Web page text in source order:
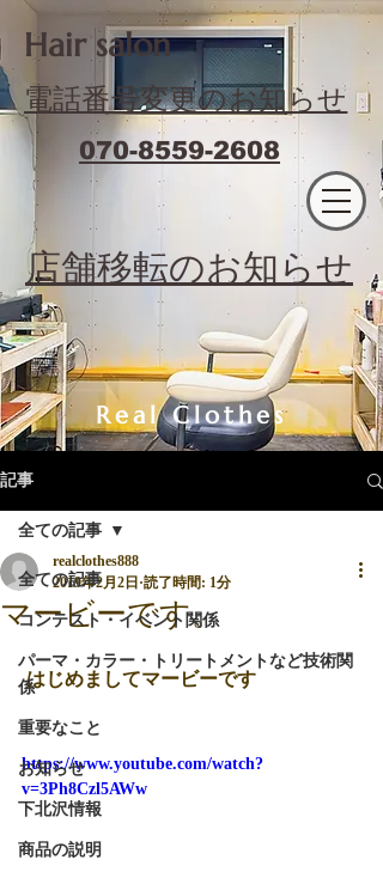
​Hair salon
電話番号変更のお知らせ
070-8559-2608
​店舗移転のお知らせ
Real Clothes
記事
全ての記事
コンテスト・イベント関係
パーマ・カラー・トリートメントなど技術関
係
重要なこと
お知らせ
下北沢情報
商品の説明
全ての記事
マービーです。
realclothes888
2019年2月2日 読了時間: 1分
はじめましてマービーです
https://www.youtube.com/watch?
v=3Ph8Czl5AWw